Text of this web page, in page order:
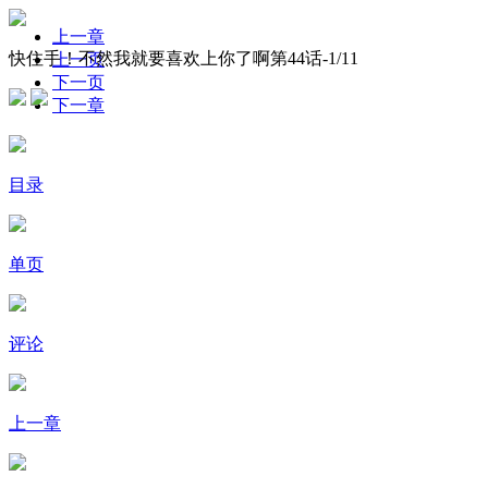
快住手！不然我就要喜欢上你了啊第44话-1/11
上一章
上一页
下一页
下一章
目录
单页
评论
上一章